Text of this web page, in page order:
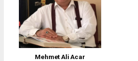
Mehmet Ali Acar